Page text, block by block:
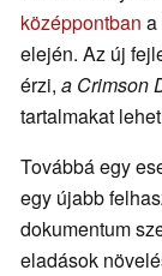
középpontban a
elején. Az új
érzi, a Crimson
tartalmakat
Továbbá egy
egy újabb
dokumentum
eladások